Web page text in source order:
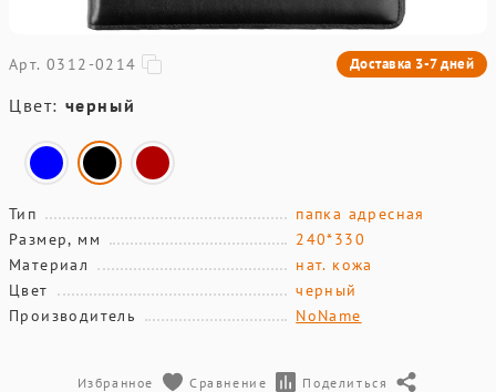
Арт. 0312-0214 Доставка 3-7 дней
Цвет: черный
Тип
папка адресная
Размер, мм
240*330
Материал
нат. кожа
Цвет
черный
Производитель
NoName
Избранное Сравнение Поделиться